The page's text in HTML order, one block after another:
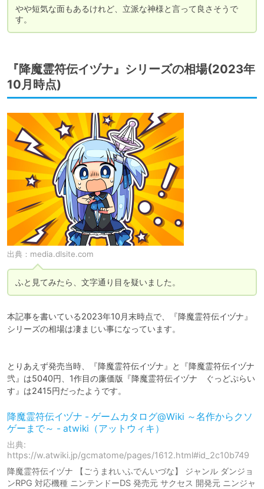
やや短気な面もあるけれど、立派な神様と言って良さそうで
す。
『降魔霊符伝イヅナ』シリーズの相場(2023年
10月時点)
出典： media.dlsite.com
ふと見てみたら、文字通り目を疑いました。
本記事を書いている2023年10月末時点で、『降魔霊符伝イヅナ』
シリーズの相場は凄まじい事になっています。
とりあえず発売当時、『降魔霊符伝イヅナ』と『降魔霊符伝イヅナ
弐』は5040円、1作目の廉価版『降魔霊符伝イヅナ　ぐっどぷらい
す』は2415円だったようです。
降魔霊符伝イヅナ - ゲームカタログ@Wiki ～名作からクソ
ゲーまで～ - atwiki（アットウィキ）
出典:
https://w.atwiki.jp/gcmatome/pages/1612.html#id_2c10b749
降魔霊符伝イヅナ 【ごうまれいふでんいづな】 ジャンル ダンジョ
ンRPG 対応機種 ニンテンドーDS 発売元 サクセス 開発元 ニンジャ